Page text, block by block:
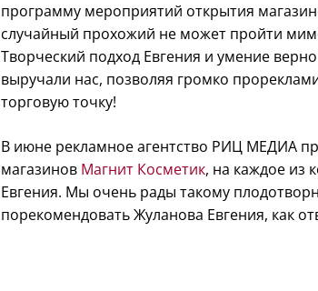
программу мероприятий открытия
случайный прохожий не может пройти
Творческий подход Евгения и умение
выручали нас, позволяя громко
торговую точку!
В июне рекламное агентство РИЦ МЕДИА
магазинов Магнит Косметик, на каждое из
Евгения. Мы очень рады такому
порекомендовать Жуланова Евгения, как